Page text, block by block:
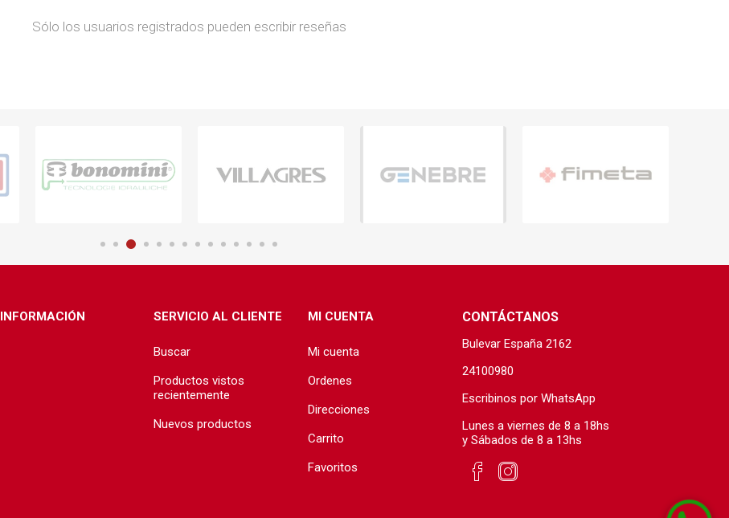
Sólo los usuarios registrados pueden escribir reseñas
INFORMACIÓN SERVICIO AL CLIENTE
Buscar
Productos vistos
recientemente
Nuevos productos
MI CUENTA
Mi cuenta
Ordenes
Direcciones
Carrito
Favoritos
CONTÁCTANOS
Bulevar España 2162
24100980
Escribinos por WhatsApp
Lunes a viernes de 8 a 18hs
y Sábados de 8 a 13hs